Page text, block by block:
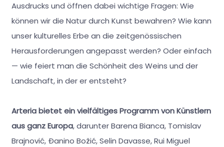
Ausdrucks und öffnen dabei wichtige Fragen: Wie
können wir die Natur durch Kunst bewahren? Wie kann
unser kulturelles Erbe an die zeitgenössischen
Herausforderungen angepasst werden? Oder einfach
— wie feiert man die Schönheit des Weins und der
Landschaft, in der er entsteht?
Arteria bietet ein vielfältiges Programm von Künstlern
aus ganz Europa, darunter Barena Bianca, Tomislav
Brajnović, Đanino Božić, Selin Davasse, Rui Miguel